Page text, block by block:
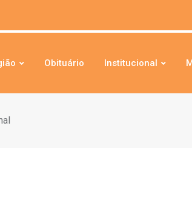
Obituário Institucional